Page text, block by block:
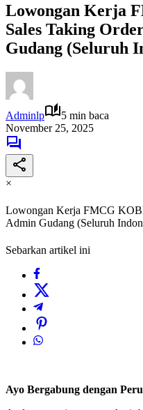
Lowongan Kerja
Sales Taking
Gudang (Seluruh
Adminlp
5 min baca
November 25, 2025
×
Lowongan Kerja FMCG
Admin Gudang (Seluruh
Sebarkan artikel ini
Ayo Bergabung dengan